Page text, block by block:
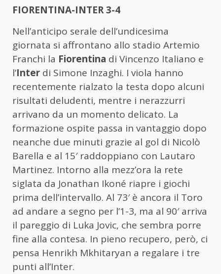
FIORENTINA-INTER 3-4
Nell’anticipo serale dell’undicesima
giornata si affrontano allo stadio Artemio
Franchi la Fiorentina di Vincenzo Italiano e
l’Inter di Simone Inzaghi. I viola hanno
recentemente rialzato la testa dopo alcuni
risultati deludenti, mentre i nerazzurri
arrivano da un momento delicato. La
formazione ospite passa in vantaggio dopo
neanche due minuti grazie al gol di Nicolò
Barella e al 15′ raddoppiano con Lautaro
Martinez. Intorno alla mezz’ora la rete
siglata da Jonathan Ikoné riapre i giochi
prima dell’intervallo. Al 73′ è ancora il Toro
ad andare a segno per l’1-3, ma al 90′ arriva
il pareggio di Luka Jovic, che sembra porre
fine alla contesa. In pieno recupero, però, ci
pensa Henrikh Mkhitaryan a regalare i tre
punti all’Inter.